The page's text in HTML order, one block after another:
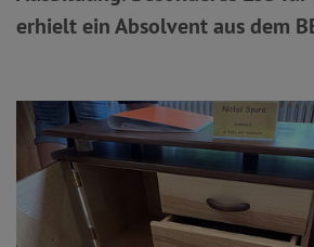
erhielt ein Absolvent aus dem